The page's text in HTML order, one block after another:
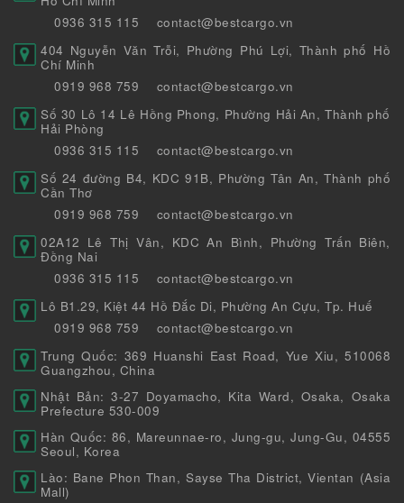
0936 315 115
contact@bestcargo.vn
404 Nguyễn Văn Trỗi, Phường Phú Lợi, Thành phố Hồ
Chí Minh
0919 968 759
contact@bestcargo.vn
Số 30 Lô 14 Lê Hồng Phong, Phường Hải An, Thành phố
Hải Phòng
0936 315 115
contact@bestcargo.vn
Số 24 đường B4, KDC 91B, Phường Tân An, Thành phố
Cần Thơ
0919 968 759
contact@bestcargo.vn
02A12 Lê Thị Vân, KDC An Bình, Phường Trấn Biên,
Đồng Nai
0936 315 115
contact@bestcargo.vn
Lô B1.29, Kiệt 44 Hồ Đắc Di, Phường An Cựu, Tp. Huế
0919 968 759
contact@bestcargo.vn
Trung Quốc: 369 Huanshi East Road, Yue Xiu, 510068
Guangzhou, China
Nhật Bản: 3-27 Doyamacho, Kita Ward, Osaka, Osaka
Prefecture 530-009
Hàn Quốc: 86, Mareunnae-ro, Jung-gu, Jung-Gu, 04555
Seoul, Korea
Lào: Bane Phon Than, Sayse Tha District, Vientan (Asia
Mall)